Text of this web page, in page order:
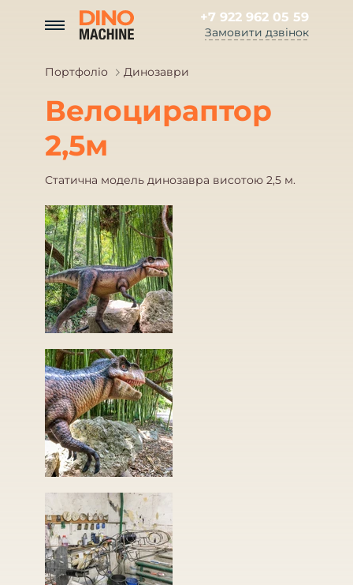
+7 922 962 05 59
Замовити дзвінок
Портфоліо Динозаври
Велоцираптор
2,5м
Статична модель динозавра висотою 2,5 м.